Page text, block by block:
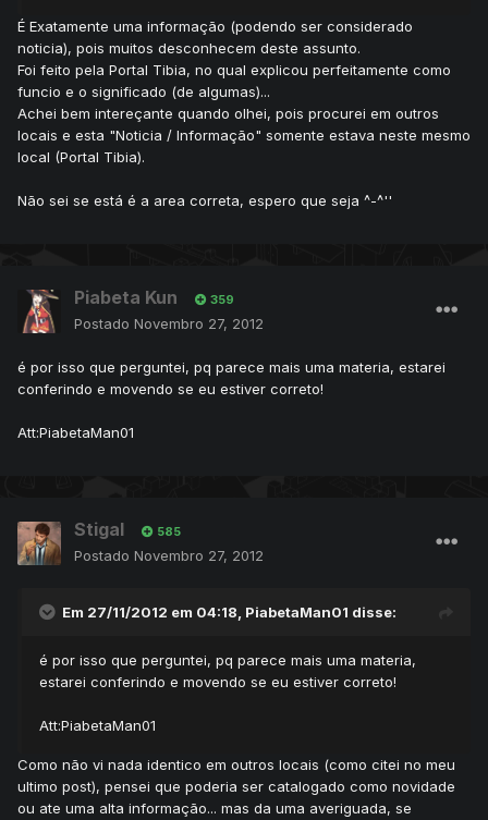
É Exatamente uma informação (podendo ser considerado
noticia), pois muitos desconhecem deste assunto.
Foi feito pela Portal Tibia, no qual explicou perfeitamente como
funcio e o significado (de algumas)...
Achei bem intereçante quando olhei, pois procurei em outros
locais e esta "Noticia / Informação" somente estava neste mesmo
local (Portal Tibia).
Não sei se está é a area correta, espero que seja ^-^''
Piabeta Kun 359
Postado Novembro 27, 2012
é por isso que perguntei, pq parece mais uma materia, estarei
conferindo e movendo se eu estiver correto!
Att:PiabetaMan01
Stigal 585
Postado Novembro 27, 2012
Em 27/11/2012 em 04:18, PiabetaMan01 disse:
é por isso que perguntei, pq parece mais uma materia,
estarei conferindo e movendo se eu estiver correto!
Att:PiabetaMan01
Como não vi nada identico em outros locais (como citei no meu
ultimo post), pensei que poderia ser catalogado como novidade
ou ate uma alta informação... mas da uma averiguada, se